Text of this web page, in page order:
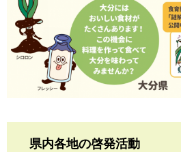
県内各地の啓発活動